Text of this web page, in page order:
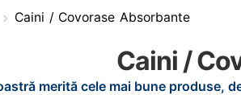
Caini / Covorase Absorbante
Caini /
merită cele mai bune produse,